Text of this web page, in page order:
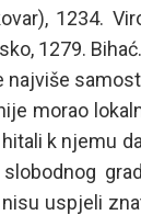
1234.
1279.
najviše
morao
k njemu
uspjeli